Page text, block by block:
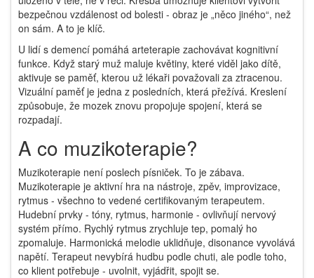
bezpečnou vzdálenost od bolesti - obraz je „něco jiného“, než
on sám. A to je klíč.
U lidí s demencí pomáhá arteterapie zachovávat kognitivní
funkce. Když starý muž maluje květiny, které viděl jako dítě,
aktivuje se paměť, kterou už lékaři považovali za ztracenou.
Vizuální paměť je jedna z posledních, která přežívá. Kreslení
způsobuje, že mozek znovu propojuje spojení, která se
rozpadají.
A co muzikoterapie?
Muzikoterapie není poslech písniček. To je zábava.
Muzikoterapie je aktivní hra na nástroje, zpěv, improvizace,
rytmus - všechno to vedené certifikovaným terapeutem.
Hudební prvky - tóny, rytmus, harmonie - ovlivňují nervový
systém přímo. Rychlý rytmus zrychluje tep, pomalý ho
zpomaluje. Harmonická melodie uklidňuje, disonance vyvolává
napětí. Terapeut nevybírá hudbu podle chuti, ale podle toho,
co klient potřebuje - uvolnit, vyjádřit, spojit se.